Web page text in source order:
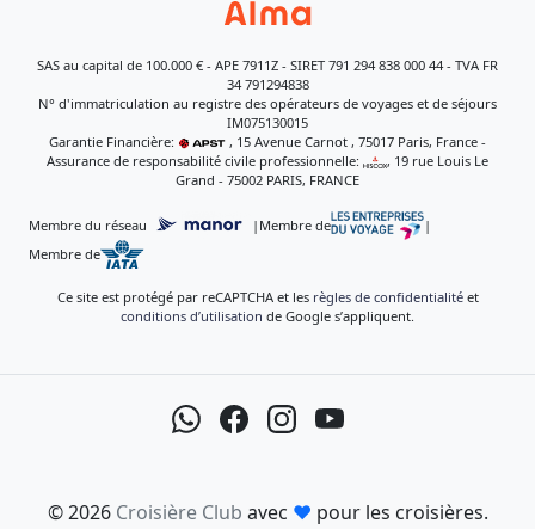
SAS au capital de 100.000 € - APE 7911Z - SIRET 791 294 838 000 44 - TVA FR
34 791294838
N° d'immatriculation au registre des opérateurs de voyages et de séjours
IM075130015
Garantie Financière:
, 15 Avenue Carnot , 75017 Paris, France -
Assurance de responsabilité civile professionnelle:
, 19 rue Louis Le
Grand - 75002 PARIS, FRANCE
Membre du réseau | Membre de
|
Membre de
Ce site est protégé par reCAPTCHA et les règles de confidentialitéet
conditions d’utilisation de Google s’appliquent.
© 2026 Croisière Club avec ♥ pour les croisières.